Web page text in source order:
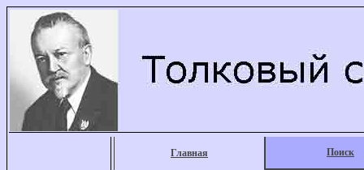
Главная Поиск